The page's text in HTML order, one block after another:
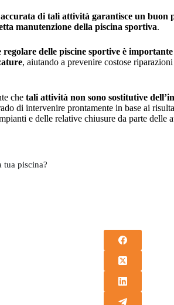
accurata di tali attività garantisce un buon
manutenzione della piscina sportiva.
regolare delle piscine sportive è
, aiutando a prevenire costose
che tali attività non sono sostitutive
di intervenire prontamente in base ai
e delle relative chiusure da parte delle
tua piscina?